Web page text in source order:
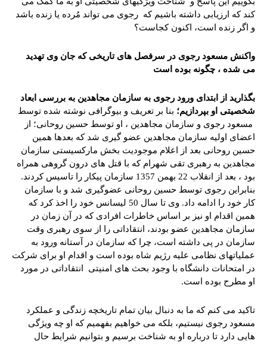
کند که ارزیابی داشته باشیم که رجوی می تواند مُرده یا زنده باشد
و اگر زنده است، اکنون کجاست؟
واکنش مسعود رجوی در سرفصل های تاریخی که جان وی تهدید
می شده ، چگونه بوده است
بگذارید از ابتدای ورود رجوی به سازمان مجاهدین به بررسی ابعاد
شخصیتی او بپردازیم؛ بنا بر تعریف و بیوگرافی نوشته شده توسط
مسعود رجوی و سازمان مجاهدین ، او توسط حسین روحانی؛ از
اعضای اولیه سازمان مجاهدین عضو گیری شد که بعدها همین
حسین روحانی بعد از اعلام موجودیت بخش مارکسیستی سازمان
مجاهدین به رهبری تقی شهرام که با قتل های درون گروهی همراه
بود ، بعد از انقلاب 22 بهمن 1357 سازمان پیکار را تاسیس کردند.
بنابراین رجوی توسط حسین روحانی عضوگیری شد و با سازمان
کار خود را ادامه داد. وی تا سال 50 لیسانس خود را اخذ کرد که
همین اقدام او نیز بر اساس خاطرات افرادی که در آن زمان در
سازمان مجاهدین عضو بودند، انتقاداتی را از سوی رهبری وقت
سازمان در پی داشته است، چرا که سازمان در آستانه ورود به
عملیاتهای نظامی علیه رژیم شاه بوده است و اقدام او برای شرکت
در امتحانات دانشگاه با وجود بحث های امنیتی انتقاداتی در مورد
او مطرح بوده است.
تاکید می کنم که ما به دنبال بیان تمام تاریخچه زندگی و عملکرد
مسعود رجوی نیستیم، بلکه می خواهیم بفهمیم که او چه ویژگی
هایی دارد تا درباره او به شناخت برسیم و بتوانیم شرایط حال